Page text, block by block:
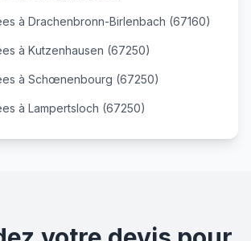
à Drachenbronn-Birlenbach (67160)
à Kutzenhausen (67250)
à Schœnenbourg (67250)
à Lampertsloch (67250)